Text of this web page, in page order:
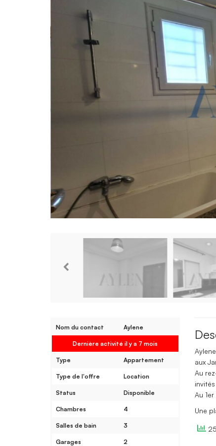
Nom du contact Aylene
Dernière activité il y a 7 mois
Type Appartement
Type de l'offre Location
Status Disponible
Chambres 4
Salles de bain 3
Garages 2
aux
Au
invités
Au
Une